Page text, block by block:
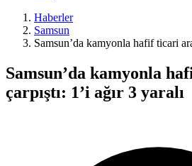
Haberler
Samsun
Samsun’da kamyonla hafif ticari
Samsun’da kamyonla
çarpıştı: 1’i ağır 3 yaralı